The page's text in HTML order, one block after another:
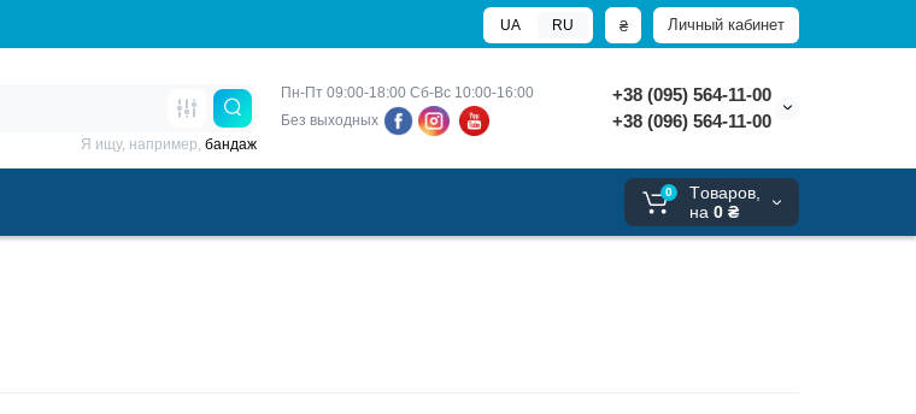
Личный кабинет
₴
UA RU
Пн-Пт 09:00-18:00 Сб-Вс 10:00-16:00
Без выходных
+38 (095) 564-11-00
+38 (096) 564-11-00
Я ищу, например, бандаж
0
Tоваров,
на 0 ₴